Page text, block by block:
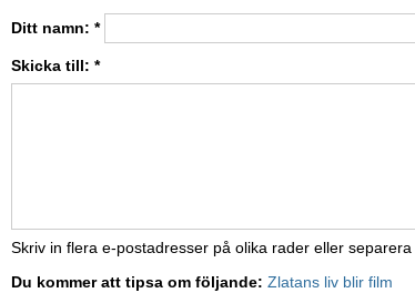
Ditt namn: *
Skicka till: *
Skriv in flera e-postadresser på olika rader eller separera
Du kommer att tipsa om följande: Zlatans liv blir film